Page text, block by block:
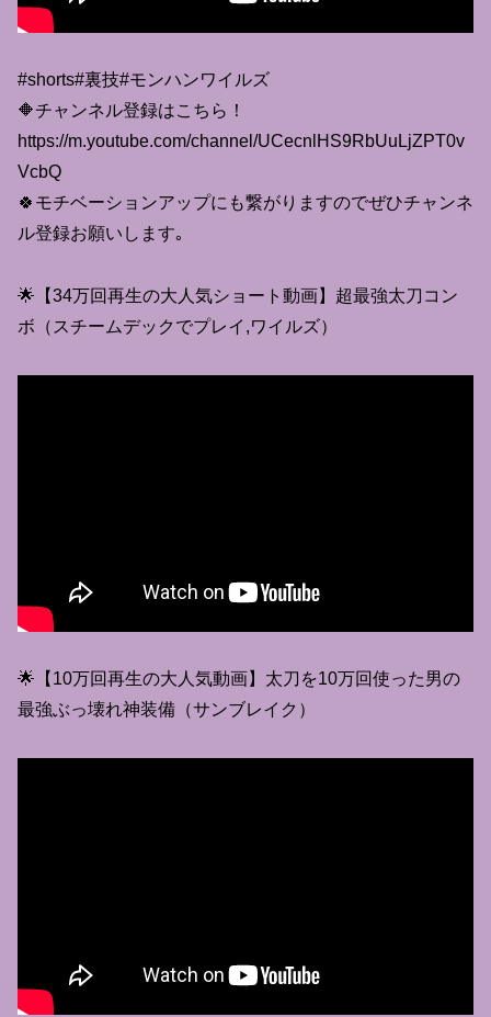
#shorts#裏技#モンハンワイルズ
🔶チャンネル登録はこちら！
https://m.youtube.com/channel/UCecnlHS9RbUuLjZPT0v
VcbQ
🍀モチベーションアップにも繋がりますのでぜひチャンネ
ル登録お願いします｡
🌟【34万回再生の大人気ショート動画】超最強太刀コン
ボ（スチームデックでプレイ,ワイルズ）
🌟【10万回再生の大人気動画】太刀を10万回使った男の
最強ぶっ壊れ神装備（サンブレイク）